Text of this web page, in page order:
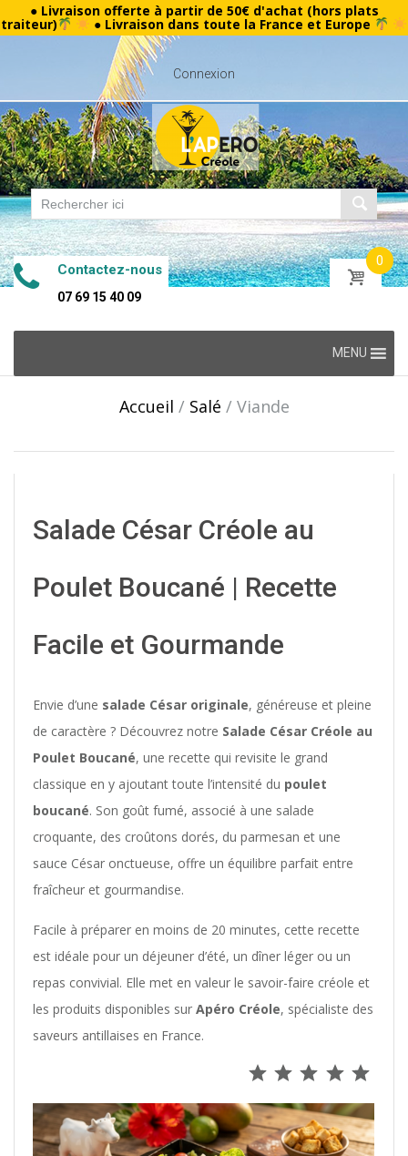
● Livraison offerte à partir de 50€ d'achat (hors plats
traiteur) ● Livraison dans toute la France et Europe
Connexion
Contactez-nous
07 69 15 40 09
0
MENU
Accueil / Salé / Viande
Salade César Créole au
Poulet Boucané | Recette
Facile et Gourmande
Envie d’une salade César originale, généreuse et pleine
de caractère ? Découvrez notre Salade César Créole au
Poulet Boucané, une recette qui revisite le grand
classique en y ajoutant toute l’intensité du poulet
boucané. Son goût fumé, associé à une salade
croquante, des croûtons dorés, du parmesan et une
sauce César onctueuse, offre un équilibre parfait entre
fraîcheur et gourmandise.
Facile à préparer en moins de 20 minutes, cette recette
est idéale pour un déjeuner d’été, un dîner léger ou un
repas convivial. Elle met en valeur le savoir-faire créole et
les produits disponibles sur Apéro Créole, spécialiste des
saveurs antillaises en France.